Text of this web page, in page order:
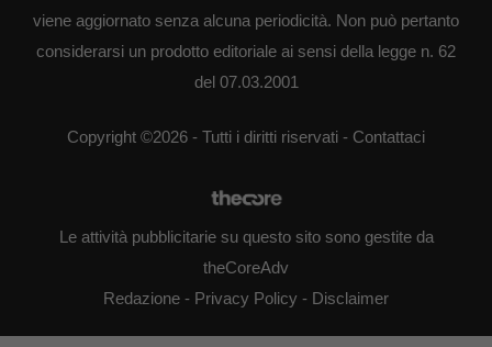
viene aggiornato senza alcuna periodicità. Non può pertanto
considerarsi un prodotto editoriale ai sensi della legge n. 62
del 07.03.2001
Copyright ©2026 - Tutti i diritti riservati - Contattaci
Le attività pubblicitarie su questo sito sono gestite da
theCoreAdv
Redazione - Privacy Policy - Disclaimer